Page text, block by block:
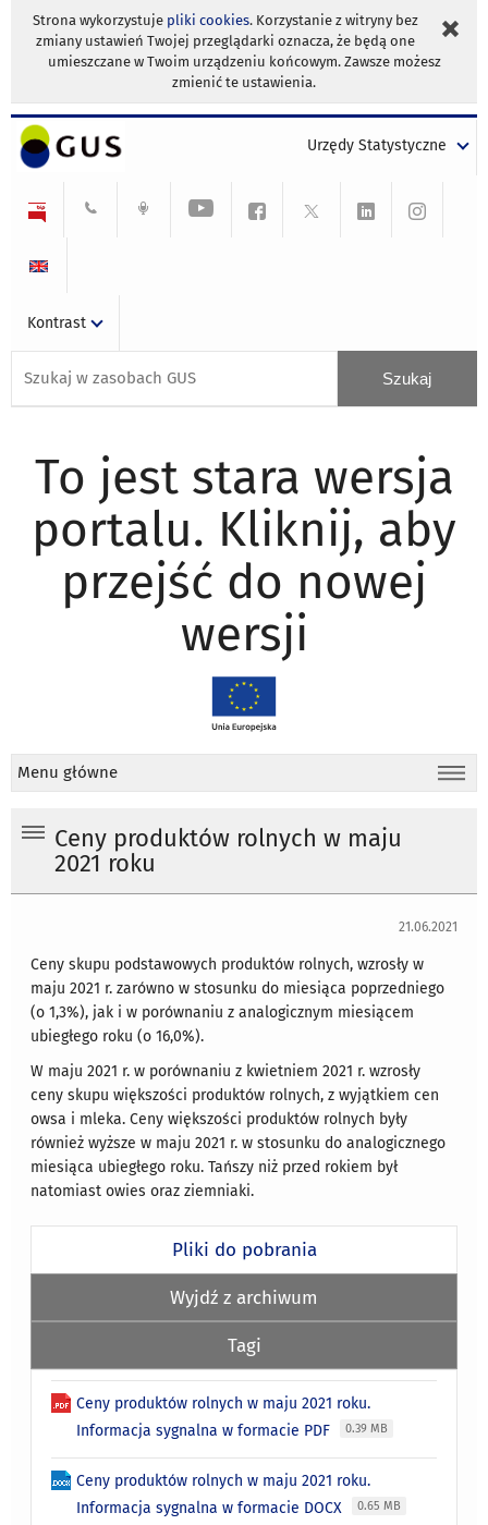
Strona wykorzystuje pliki cookies. Korzystanie z witryny bez
zmiany ustawień Twojej przeglądarki oznacza, że będą one
umieszczane w Twoim urządzeniu końcowym. Zawsze możesz
zmienić te ustawienia.
Urzędy Statystyczne
Kontrast
To jest stara wersja
portalu. Kliknij, aby
przejść do nowej
wersji
Menu główne
Ceny produktów rolnych w maju
2021 roku
21.06.2021
Ceny skupu podstawowych produktów rolnych, wzrosły w
maju 2021 r. zarówno w stosunku do miesiąca poprzedniego
(o 1,3%), jak i w porównaniu z analogicznym miesiącem
ubiegłego roku (o 16,0%).
W maju 2021 r. w porównaniu z kwietniem 2021 r. wzrosły
ceny skupu większości produktów rolnych, z wyjątkiem cen
owsa i mleka. Ceny większości produktów rolnych były
również wyższe w maju 2021 r. w stosunku do analogicznego
miesiąca ubiegłego roku. Tańszy niż przed rokiem był
natomiast owies oraz ziemniaki.
Pliki do pobrania
Wyjdź z archiwum
Tagi
Ceny produktów rolnych w maju 2021 roku.
Informacja sygnalna w formacie PDF
0.39 MB
Ceny produktów rolnych w maju 2021 roku.
Informacja sygnalna w formacie DOCX
0.65 MB